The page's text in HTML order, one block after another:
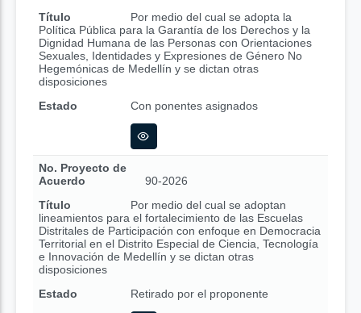
Título
Por medio del cual se adopta la
Política Pública para la Garantía de los Derechos y la
Dignidad Humana de las Personas con Orientaciones
Sexuales, Identidades y Expresiones de Género No
Hegemónicas de Medellín y se dictan otras
disposiciones
Estado
Con ponentes asignados
No. Proyecto de
Acuerdo
90-2026
Título
Por medio del cual se adoptan
lineamientos para el fortalecimiento de las Escuelas
Distritales de Participación con enfoque en Democracia
Territorial en el Distrito Especial de Ciencia, Tecnología
e Innovación de Medellín y se dictan otras
disposiciones
Estado
Retirado por el proponente